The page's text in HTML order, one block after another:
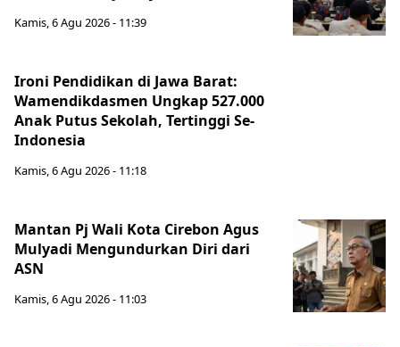
Kamis, 6 Agu 2026 - 11:39
Ironi Pendidikan di Jawa Barat:
Wamendikdasmen Ungkap 527.000
Anak Putus Sekolah, Tertinggi Se-
Indonesia
Kamis, 6 Agu 2026 - 11:18
Mantan Pj Wali Kota Cirebon Agus
Mulyadi Mengundurkan Diri dari
ASN
Kamis, 6 Agu 2026 - 11:03